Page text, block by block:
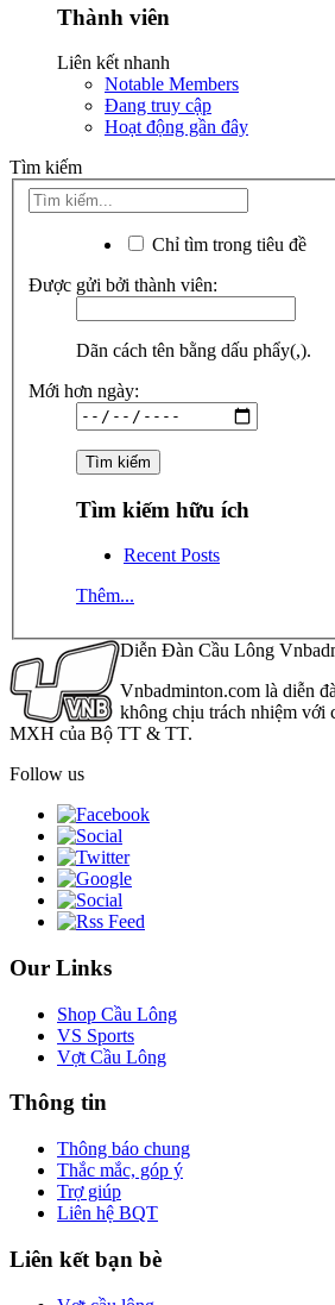
Thành viên
Liên kết nhanh
Notable Members
Đang truy cập
Hoạt động gần đây
Tìm kiếm
Chỉ tìm trong tiêu đề
Được gửi bởi thành viên:
Dãn cách tên bằng dấu phẩy(,).
Mới hơn ngày:
Tìm kiếm hữu ích
Recent Posts
Thêm...
Diễn Đàn Cầu Lông
Vnbadminton.com là diễn
không chịu trách nhiệm với
MXH của Bộ TT & TT.
Follow us
Our Links
Shop Cầu Lông
VS Sports
Vợt Cầu Lông
Thông tin
Thông báo chung
Thắc mắc, góp ý
Trợ giúp
Liên hệ BQT
Liên kết bạn bè